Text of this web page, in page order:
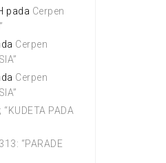
pada Cerpen
Cerpen
Cerpen
PADA
“PARADE